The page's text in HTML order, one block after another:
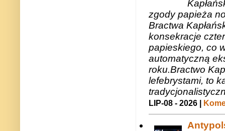
zgody papieża
Bractwa
konsekracje
papieskiego, co
automatyczną
roku.Bractwo
lefebrystami, to
LIP-08 - 2026 |